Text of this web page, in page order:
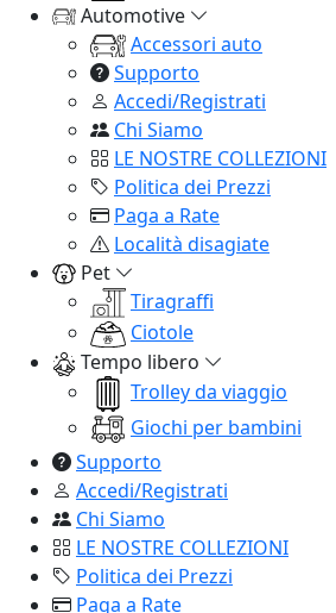
Automotive
Accessori auto
Supporto
Accedi/Registrati
Chi Siamo
LE NOSTRE COLLEZIONI
Politica dei Prezzi
Paga a Rate
Località disagiate
Pet
Tiragraffi
Ciotole
Tempo libero
Trolley da viaggio
Giochi per bambini
Supporto
Accedi/Registrati
Chi Siamo
LE NOSTRE COLLEZIONI
Politica dei Prezzi
Paga a Rate